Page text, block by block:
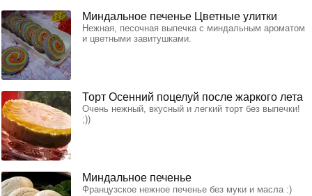
Миндальное печенье Цветные улитки
Нежная, песочная выпечка с миндальным ароматом
и цветными завитушками.
Торт Осенний поцелуй после жаркого лета
Очень нежный, вкусный и легкий торт без выпечки!
;))
Миндальное печенье
Французское нежное печенье без муки и масла :)